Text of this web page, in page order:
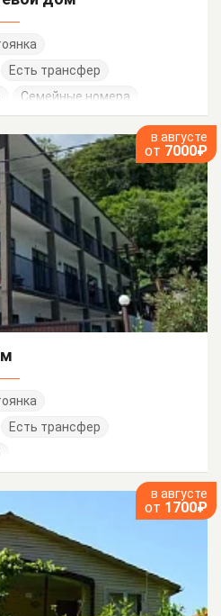
Есть трансфер
Семейные номера
в августе
от 7000₽
Есть трансфер
в августе
от 1700₽